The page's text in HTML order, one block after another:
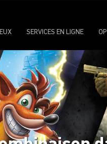
SERVICES EN LIGNE